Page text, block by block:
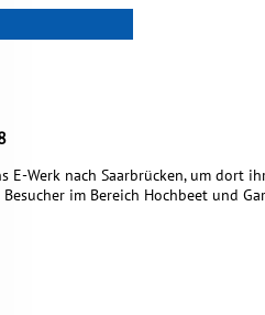
E-Werk nach Saarbrücken, um dort
im Bereich Hochbeet und